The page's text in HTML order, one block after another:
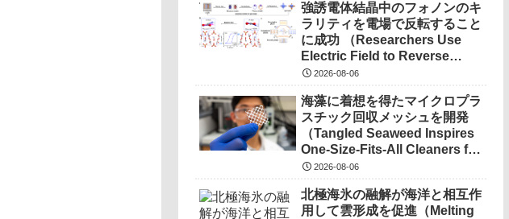
ワーク実現に向け量子もつれ粒
子の長距離伝送に成功
（‘Spooky’ Particles Transit
DC Suburbs, a Step Toward a
Quantum Network）
強誘電体結晶中のフォノンのキ
ラリティを電場で反転すること
に成功 （Researchers Use
Electric Field to Reverse
Phonon Chirality in
2026-08-06
海藻に着想を得たマイクロプラ
スチック回収メッシュを開発
（Tangled Seaweed Inspires
One-Size-Fits-All Cleaners for
Ocean Microplastics）
2026-08-06
北極海氷の融解が海洋と相互作
用して雲形成を促進（Melting